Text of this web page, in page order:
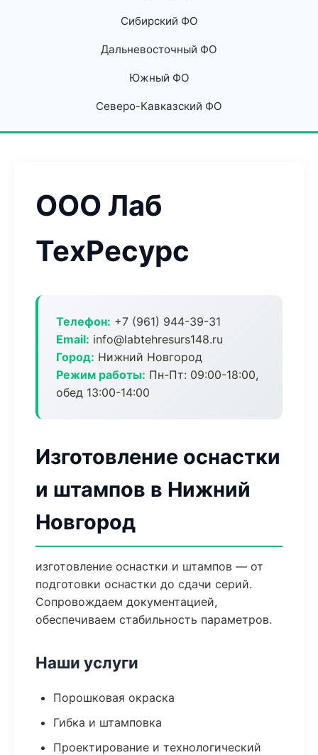
Сибирский ФО
Дальневосточный ФО
Южный ФО
Северо-Кавказский ФО
ООО Лаб
ТехРесурс
Телефон: +7 (961) 944-39-31
Email: info@labtehresurs148.ru
Город: Нижний Новгород
Режим работы: Пн-Пт: 09:00-18:00,
обед 13:00-14:00
Изготовление оснастки
и штампов в Нижний
Новгород
изготовление оснастки и штампов — от
подготовки оснастки до сдачи серий.
Сопровождаем документацией,
обеспечиваем стабильность параметров.
Наши услуги
Порошковая окраска
Гибка и штамповка
Проектирование и технологический